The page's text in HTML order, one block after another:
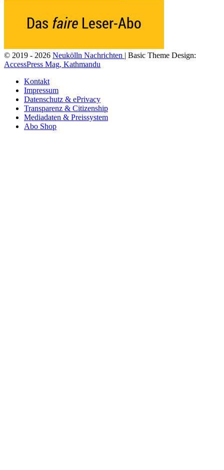
© 2019 - 2026 Neukölln Nachrichten | Basic Theme Design:
AccessPress Mag, Kathmandu
Kontakt
Impressum
Datenschutz & ePrivacy
Transparenz & Citizenship
Mediadaten & Preissystem
Abo Shop